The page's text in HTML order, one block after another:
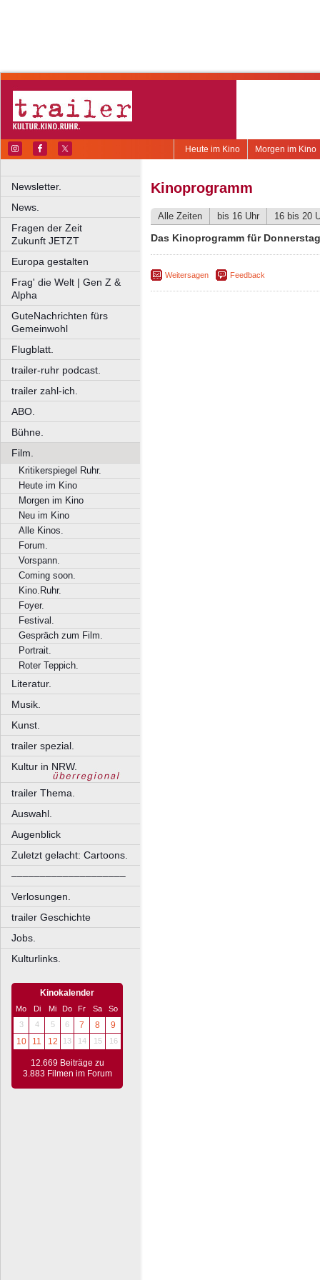
Morgen im Kino
Heute im Kino
Newsletter.
News.
Fragen der Zeit
Zukunft JETZT
Europa gestalten
Frag' die Welt | Gen Z &
Alpha
GuteNachrichten fürs
Gemeinwohl
Flugblatt.
trailer-ruhr podcast.
trailer zahl-ich.
ABO.
Bühne.
Film.
Kritikerspiegel Ruhr.
Heute im Kino
Morgen im Kino
Neu im Kino
Alle Kinos.
Forum.
Vorspann.
Coming soon.
Kino.Ruhr.
Foyer.
Festival.
Gespräch zum Film.
Portrait.
Roter Teppich.
Literatur.
Musik.
Kunst.
trailer spezial.
Kultur in NRW.
trailer Thema.
Auswahl.
Augenblick
Zuletzt gelacht: Cartoons.
––––––––––––––––––––
Verlosungen.
trailer Geschichte
Jobs.
Kulturlinks.
Kinokalender
Mo Di Mi Do Fr Sa
So
3
4 5 6 7 8
9
10
11 12 13 14 15 16
12.669 Beiträge zu
3.883 Filmen im Forum
Kinoprogramm
Alle Zeiten bis 16 Uhr 16 bis 20
Das Kinoprogramm für
Weitersagen Feedback